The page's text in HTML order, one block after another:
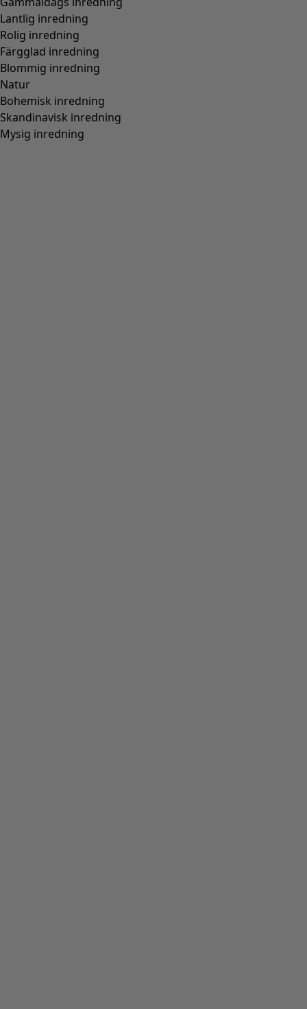
Lantlig inredning
Rolig inredning
Färgglad inredning
Blommig inredning
Natur
Bohemisk inredning
Skandinavisk inredning
Mysig inredning